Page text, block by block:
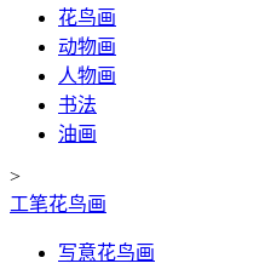
花鸟画
动物画
人物画
书法
油画
>
工笔花鸟画
写意花鸟画